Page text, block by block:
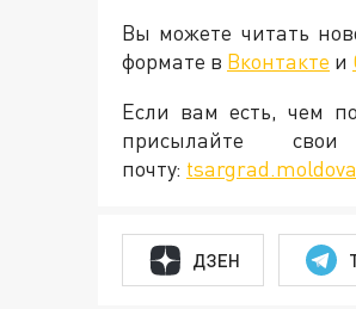
Вы можете читать
формате в Вконтакте и
Если вам есть, чем
присылайте
почту:
ДЗЕН